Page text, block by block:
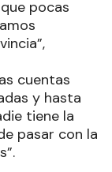
pocas
cuentas
y hasta
tiene la
pasar con la